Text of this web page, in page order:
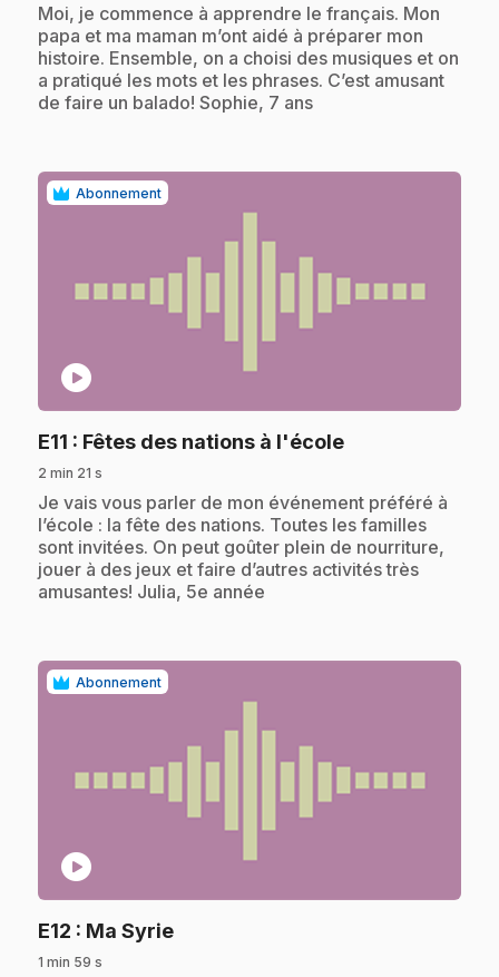
.Moi, je commence à apprendre le français. Mon
papa et ma maman m’ont aidé à préparer mon
histoire. Ensemble, on a choisi des musiques et on
a pratiqué les mots et les phrases. C’est amusant
de faire un balado! Sophie, 7 ans
Abonnement
play_circle
E11 : Fêtes des nations à l'école.
2 min 21 s
.Je vais vous parler de mon événement préféré à
l’école : la fête des nations. Toutes les familles
sont invitées. On peut goûter plein de nourriture,
jouer à des jeux et faire d’autres activités très
amusantes! Julia, 5e année
Abonnement
play_circle
E12 : Ma Syrie.
1 min 59 s